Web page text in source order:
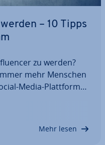
– 10 Tipps
zu werden?
mehr Menschen
Media-Plattform
und keine An­fän­
Mehr lesen